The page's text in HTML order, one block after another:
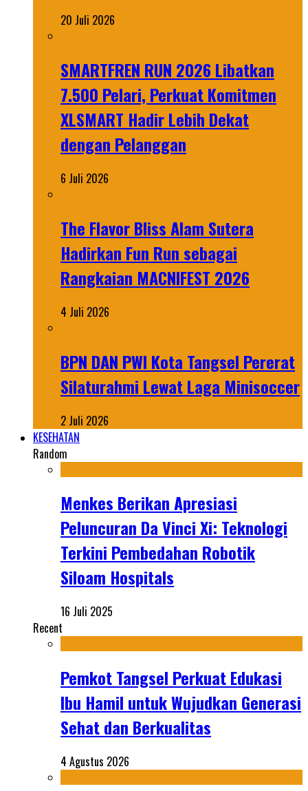
20 Juli 2026
SMARTFREN RUN 2026 Libatkan
7.500 Pelari, Perkuat Komitmen
XLSMART Hadir Lebih Dekat
dengan Pelanggan
6 Juli 2026
The Flavor Bliss Alam Sutera
Hadirkan Fun Run sebagai
Rangkaian MACNIFEST 2026
4 Juli 2026
BPN DAN PWI Kota Tangsel Pererat
Silaturahmi Lewat Laga Minisoccer
2 Juli 2026
KESEHATAN
Random
Menkes Berikan Apresiasi
Peluncuran Da Vinci Xi: Teknologi
Terkini Pembedahan Robotik
Siloam Hospitals
16 Juli 2025
Recent
Pemkot Tangsel Perkuat Edukasi
Ibu Hamil untuk Wujudkan Generasi
Sehat dan Berkualitas
4 Agustus 2026